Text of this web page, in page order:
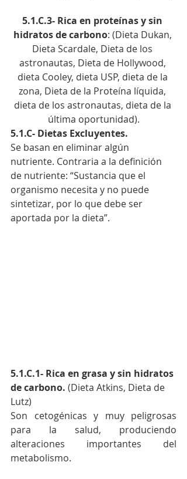
5.1.C.3- Rica en proteínas y sin
hidratos de carbono: (Dieta Dukan,
Dieta Scardale, Dieta de los
astronautas, Dieta de Hollywood,
dieta Cooley, dieta USP, dieta de la
zona, Dieta de la Proteína líquida,
dieta de los astronautas, dieta de la
última oportunidad).
5.1.C- Dietas Excluyentes.
Se basan en eliminar algún
nutriente. Contraria a la definición
de nutriente: “Sustancia que el
organismo necesita y no puede
sintetizar, por lo que debe ser
aportada por la dieta”.
5.1.C.1- Rica en grasa y sin hidratos
de carbono. (Dieta Atkins, Dieta de
Lutz)
Son cetogénicas y muy peligrosas
para la salud, produciendo
alteraciones importantes del
metabolismo.